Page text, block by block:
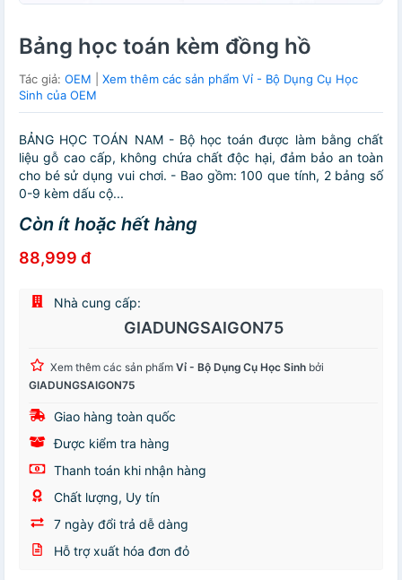
Bảng học toán kèm đồng hồ
Tác giả: OEM
Xem thêm các sản phẩm Vỉ - Bộ Dụng Cụ Học
Sinh của OEM
BẢNG HỌC TOÁN NAM - Bộ học toán được làm bằng chất
liệu gỗ cao cấp, không chứa chất độc hại, đảm bảo an toàn
cho bé sử dụng vui chơi. - Bao gồm: 100 que tính, 2 bảng số
0-9 kèm dấu cộ...
Còn ít hoặc hết hàng
88,999 đ
Nhà cung cấp:
GIADUNGSAIGON75
Xem thêm các sản phẩm Vỉ - Bộ Dụng Cụ Học Sinh bởi
GIADUNGSAIGON75
Giao hàng toàn quốc
Được kiểm tra hàng
Thanh toán khi nhận hàng
Chất lượng, Uy tín
7 ngày đổi trả dễ dàng
Hỗ trợ xuất hóa đơn đỏ